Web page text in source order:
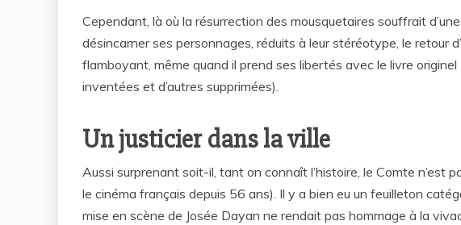
Cependant, là où la résurrection des mousquetaires souffrait
désincarner ses personnages, réduits à leur stéréotype, le retour
flamboyant, même quand il prend ses libertés avec le livre
inventées et d’autres supprimées).
Un justicier dans la ville
Aussi surprenant soit-il, tant on connaît l’histoire, le Comte n’est
le cinéma français depuis 56 ans). Il y a bien eu un feuilleton
mise en scène de Josée Dayan ne rendait pas hommage à la